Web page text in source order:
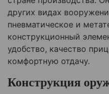
других видах
пневматическое и
конструкционный
удобство, качество
комфортную отдачу.
Конструкция